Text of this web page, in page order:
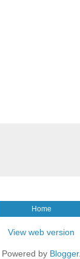
Home
View web version
Powered by Blogger.